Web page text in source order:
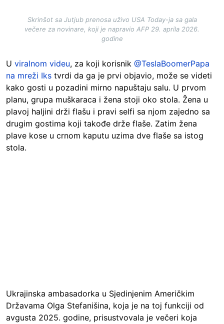
Skrinšot sa Jutjub prenosa uživo USA Today-ja sa gala
večere za novinare, koji je napravio AFP 29. aprila 2026.
godine
U viralnom videu, za koji korisnik @TeslaBoomerPapa
na mreži Iks tvrdi da ga je prvi objavio, može se videti
kako gosti u pozadini mirno napuštaju salu. U prvom
planu, grupa muškaraca i žena stoji oko stola. Žena u
plavoj haljini drži flašu i pravi selfi sa njom zajedno sa
drugim gostima koji takođe drže flaše. Zatim žena
plave kose u crnom kaputu uzima dve flaše sa istog
stola.
Ukrajinska ambasadorka u Sjedinjenim Američkim
Državama Olga Stefanišina, koja je na toj funkciji od
avgusta 2025. godine, prisustvovala je večeri koja